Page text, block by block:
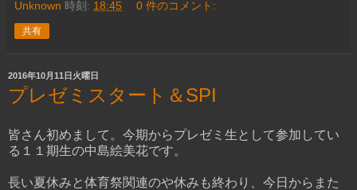
Unknown 時刻: 18:45 0 件のコメント:
共有
2016年10月11日火曜日
プレゼミスタート＆SPI
皆さん初めまして。今期からプレゼミ生として参加してい
る１１期生の中島絵美花です。
長い夏休みと体育祭関連のや休みも終わり、今日からまた